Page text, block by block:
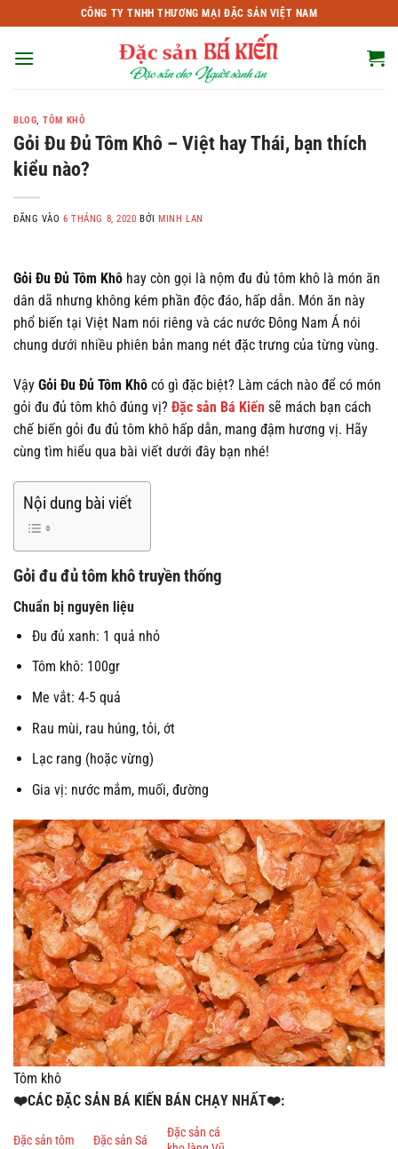
qua
nội
CÔNG TY TNHH THƯƠNG MẠI ĐẶC SẢN VIỆT NAM
BLOG,TÔM KHÔ
Gỏi Đu Đủ Tôm Khô – Việt hay Thái, bạn thích
kiểu nào?
ĐĂNG VÀO6 THÁNG 8, 2020 BỞIMINH LAN
Gỏi Đu Đủ Tôm Khô hay còn gọi là nộm đu đủ tôm khô là món ăn
dân dã nhưng không kém phần độc đáo, hấp dẫn. Món ăn này
phổ biến tại Việt Nam nói riêng và các nước Đông Nam Á nói
chung dưới nhiều phiên bản mang nét đặc trưng của từng vùng.
Vậy Gỏi Đu Đủ Tôm Khô có gì đặc biệt? Làm cách nào để có món
gỏi đu đủ tôm khô đúng vị? Đặc sản Bá Kiến sẽ mách bạn cách
chế biến gỏi đu đủ tôm khô hấp dẫn, mang đậm hương vị. Hãy
cùng tìm hiểu qua bài viết dưới đây bạn nhé!
Nội dung bài viết
Gỏi đu đủ tôm khô truyền thống
Chuẩn bị nguyên liệu
Đu đủ xanh: 1 quả nhỏ
Tôm khô: 100gr
Me vắt: 4-5 quả
Rau mùi, rau húng, tỏi, ớt
Lạc rang (hoặc vừng)
Gia vị: nước mắm, muối, đường
Tôm khô
❤️CÁC ĐẶC SẢN BÁ KIẾN BÁN CHẠY NHẤT❤️:
Đặc sản tôm
Đặc sản Sá
Đặc sản cá